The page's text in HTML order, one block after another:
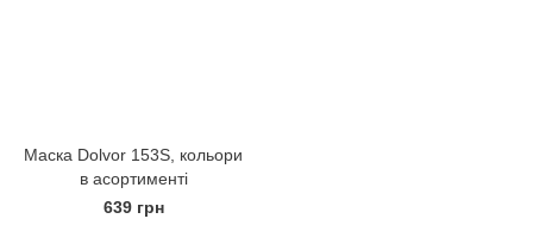
Маска Dolvor 153S, кольори
в асортименті
639 грн